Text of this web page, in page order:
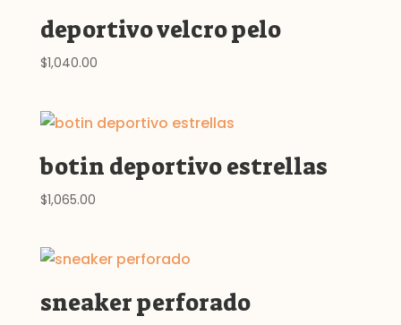
deportivo velcro pelo
$1,040.00
botin deportivo estrellas
$1,065.00
sneaker perforado